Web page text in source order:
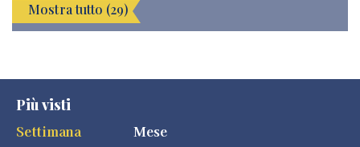
Mostra tutto (29)
Più visti
Settimana
Mese